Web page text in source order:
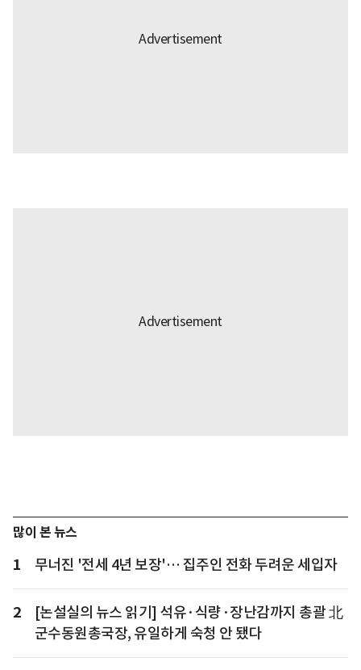
많이 본 뉴스
1 무너진 '전세 4년 보장'… 집주인 전화 두려운 세입자
2
[논설실의 뉴스 읽기] 석유·식량·장난감까지 총괄 北
군수동원총국장, 유일하게 숙청 안 됐다